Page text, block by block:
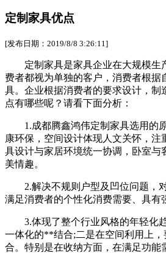
定制家具优点
[发布日期：2019/8/8 3:26:11]
定制家具是家具企业在大规模生
费者都视为单独的客户，消费者根据
具。企业根据消费者的要求设计，制
点有哪些呢？请看下面分析：
1.成都腾鑫鸿伟定制家具选用的
康环保，空间设计体现人文关怀，注
具设计与家居环境统一协调，卧室与
美情趣。
2.解决不规则户型及凹位问题，
满足消费者的个性化消费需要、具有
3.体现了整个行业风格的年轻化
一体化的**结合;二是在空间利用上
合。特别是在收纳方面，在满足功能